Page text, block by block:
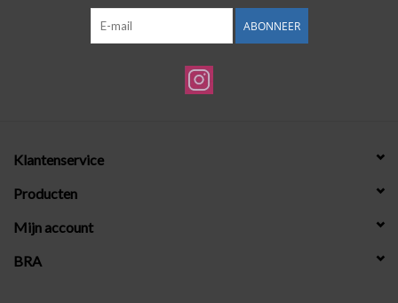
Cadeaubonnen
ABONNEER
Klantenservice
Producten
Mijn account
BRA